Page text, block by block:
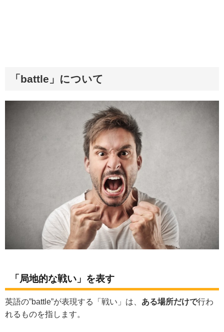
「battle」について
「局地的な戦い」を表す
英語の”battle”が表現する「戦い」は、 ある場所だけで行わ
れるものを指します。